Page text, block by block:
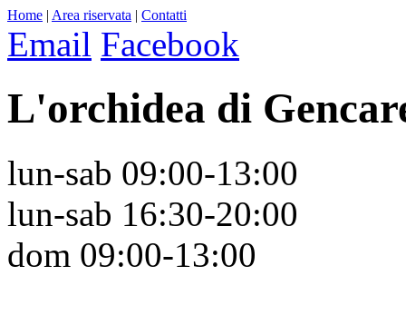
Home | Area riservata | Contatti
Email Facebook
L'orchidea di
lun-sab 09:00-13:00
lun-sab 16:30-20:00
dom 09:00-13:00